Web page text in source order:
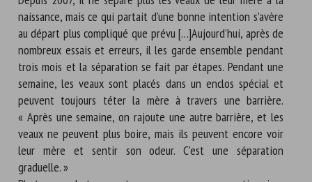
naissance, mais ce qui partait d’une bonne intention s’avère
au départ plus compliqué que prévu […]Aujourd’hui, après de
nombreux essais et erreurs, il les garde ensemble pendant
trois mois et la séparation se fait par étapes. Pendant une
semaine, les veaux sont placés dans un enclos spécial et
peuvent toujours téter la mère à travers une barrière.
« Après une semaine, on rajoute une autre barrière, et les
veaux ne peuvent plus boire, mais ils peuvent encore voir
leur mère et sentir son odeur. C’est une séparation
graduelle. »